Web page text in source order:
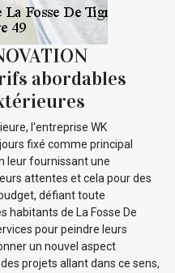
abordables
l'entreprise WK
fixé comme principal
leur fournissant une
attentes et cela pour des
défiant toute
habitants de La Fosse De
pour peindre leurs
un nouvel aspect
projets allant dans ce sens,